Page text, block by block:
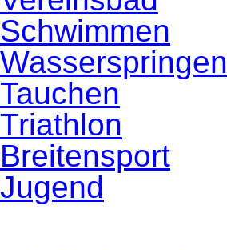
Schwimmen
Wasserspringen
Tauchen
Triathlon
Breitensport
Jugend